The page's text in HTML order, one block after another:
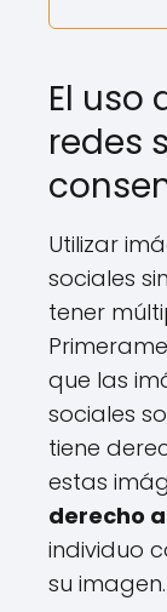
El uso
redes
Utilizar
sociales
tener
que las
sociales
tiene
estas
derecho
individuo
su imagen.